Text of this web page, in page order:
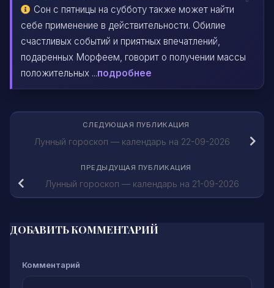
Сон с пятницы на субботу также может найти
себе применение в действительности. Обилие
счастливых событий и приятных впечатлений,
подаренных Морфеем, говорит о получении массы
положительных ...подробнее
СЛЕДУЮЩАЯ ПУБЛИКАЦИЯ
Лунный гороскоп — календарь на 22-09-2026
ПРЕДЫДУЩАЯ ПУБЛИКАЦИЯ
Лунный гороскоп — календарь на 21-09-2026
ДОБАВИТЬ КОММЕНТАРИЙ
Комментарий